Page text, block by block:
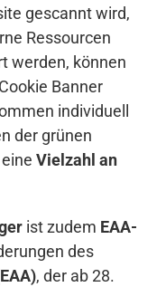
gescannt wird,
Ressourcen
werden, können
Banner
individuell
der grünen
Vielzahl an
ist zudem EAA-
des
, der ab 28.